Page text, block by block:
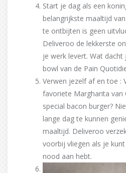
Start je dag als een
belangrijkste maaltijd
te ontbijten is geen
Deliveroo de lekkerste
je werk levert. Wat
bowl van de Pain
Verwen jezelf af en toe :
favoriete Margharita van
special bacon burger?
lange dag te kunnen
maaltijd. Deliveroo
voorbij vliegen als je
nood aan hebt.